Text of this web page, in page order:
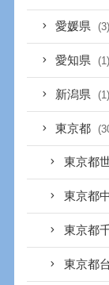
愛媛県 (3)
愛知県 (1)
新潟県 (1)
東京都
東京都
東京都
東京都
東京都